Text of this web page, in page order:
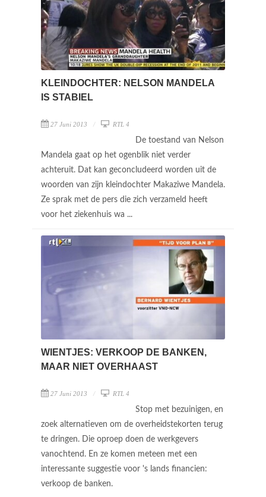
KLEINDOCHTER: NELSON MANDELA
IS STABIEL
27 Juni 2013 RTL 4
De toestand van Nelson
Mandela gaat op het ogenblik niet verder
achteruit. Dat kan geconcludeerd worden uit de
woorden van zijn kleindochter Makaziwe Mandela.
Ze sprak met de pers die zich verzameld heeft
voor het ziekenhuis wa ...
WIENTJES: VERKOOP DE BANKEN,
MAAR NIET OVERHAAST
27 Juni 2013 RTL 4
Stop met bezuinigen, en
zoek alternatieven om de overheidstekorten terug
te dringen. Die oproep doen de werkgevers
vanochtend. En ze komen meteen met een
interessante suggestie voor 's lands financien:
verkoop de banken.